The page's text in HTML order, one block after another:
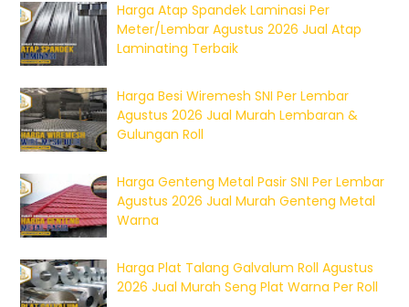
Harga Atap Spandek Laminasi Per
Meter/Lembar Agustus 2026 Jual Atap
Laminating Terbaik
Harga Besi Wiremesh SNI Per Lembar
Agustus 2026 Jual Murah Lembaran &
Gulungan Roll
Harga Genteng Metal Pasir SNI Per Lembar
Agustus 2026 Jual Murah Genteng Metal
Warna
Harga Plat Talang Galvalum Roll Agustus
2026 Jual Murah Seng Plat Warna Per Roll